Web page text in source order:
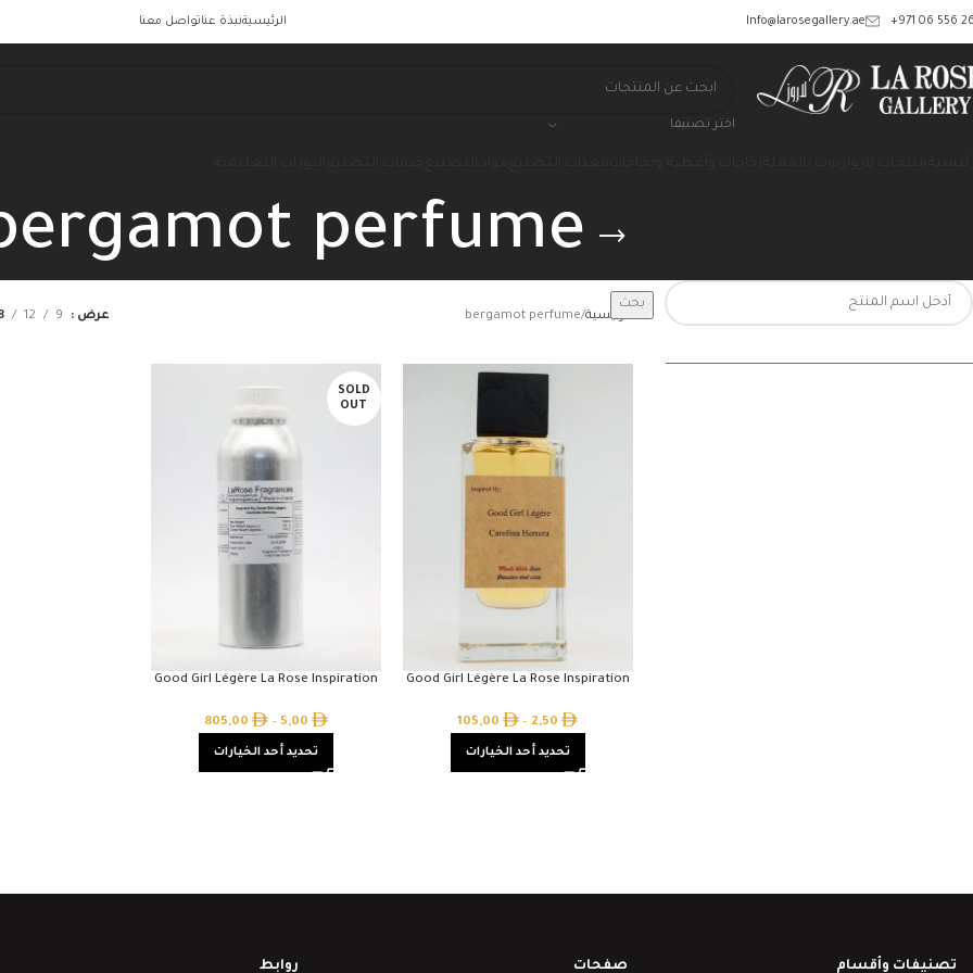
‎+971 06 556
Info@larosegallery.ae الرئيسيةنبذة عناتواصل معنا
اختر تصنيفا
perfume
بحث
الرئيسية bergamot perfume عرض 9
12
Good Girl Légère La Rose Inspiration
2,50
–
105,00
تحديد أحد الخيارات
SOLD
OUT
Good Girl Légère La Rose Inspiration
5,00
–
805,00
تحديد أحد الخيارات
تصنيفات وأقسام صفحات روابط